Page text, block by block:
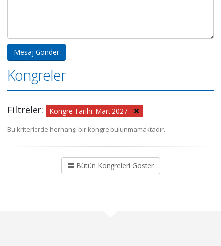
Kongreler
Filtreler: Kongre Tarihi: Mart 2027
Bu kriterlerde herhangi bir kongre bulunmamaktadır.
Bütün Kongreleri Göster